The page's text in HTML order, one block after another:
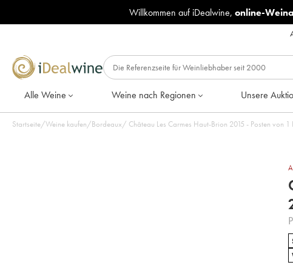
Willkommen auf iDealwine, online-
Alle Weine Weine nach Regionen Unsere
Startseite/Weine kaufen/Bordeaux/ Château Les Carmes Haut-Brion 2015 - Posten von 1